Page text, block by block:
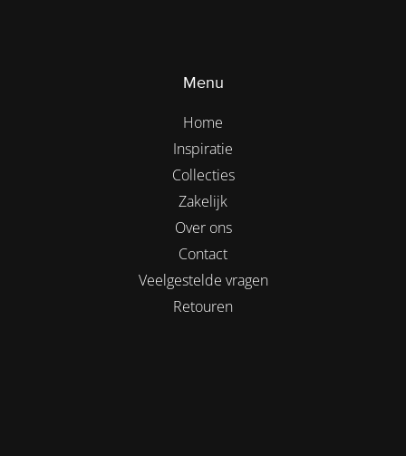
Menu
Home
Inspiratie
Collecties
Zakelijk
Over ons
Contact
Veelgestelde vragen
Retouren